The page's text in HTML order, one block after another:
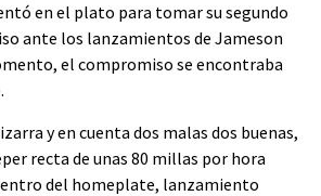
en el plato para tomar su segundo
ante los lanzamientos de Jameson
el compromiso se encontraba
y en cuenta dos malas dos buenas,
recta de unas 80 millas por hora
del homeplate, lanzamiento